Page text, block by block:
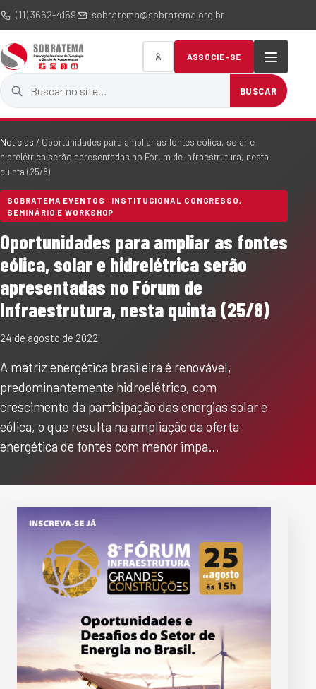
(11) 3662-4159 sobratema@sobratema.org.br
Buscar no site
BUSCAR
ASSOCIE-SE
Notícias / Oportunidades para ampliar as fontes eólica, solar e
hidrelétrica serão apresentadas no Fórum de Infraestrutura, nesta
quinta (25/8)
SOBRATEMA EVENTOS · INSTITUCIONAL CONGRESSO,
SEMINÁRIO E WORKSHOP
Oportunidades para ampliar as fontes
eólica, solar e hidrelétrica serão
apresentadas no Fórum de
Infraestrutura, nesta quinta (25/8)
24 de agosto de 2022
A matriz energética brasileira é renovável,
predominantemente hidroelétrico, com
crescimento da participação das energias solar e
eólica, o que resulta na ampliação da oferta
energética de fontes com menor impa…